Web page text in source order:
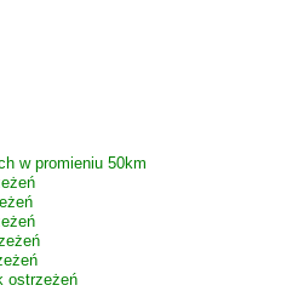
w promieniu 50km
ostrzeżeń